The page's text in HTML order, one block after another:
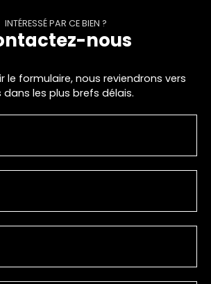
INTÉRESSÉ PAR CE BIEN ?
nous
le formulaire, nous reviendrons vers
dans les plus brefs délais.